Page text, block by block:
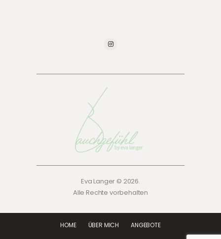
Eva Langer © 2026.
Alle Rechte vorbehalten
HOME ÜBER MICH ANGEBOTE